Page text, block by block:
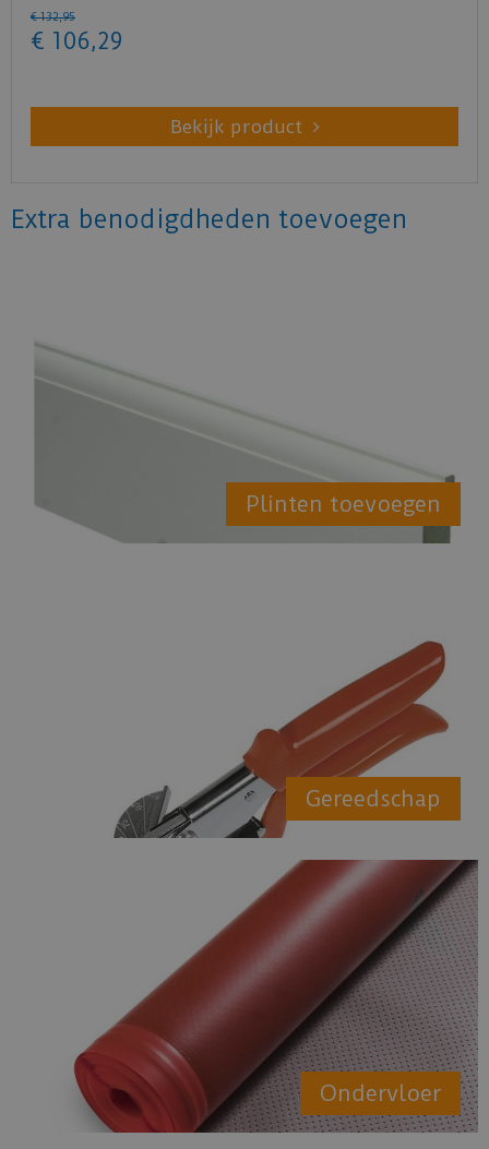
€ 132,95
€ 106,29
Bekijk product
Extra benodigdheden toevoegen
Plinten toevoegen
Gereedschap
Ondervloer